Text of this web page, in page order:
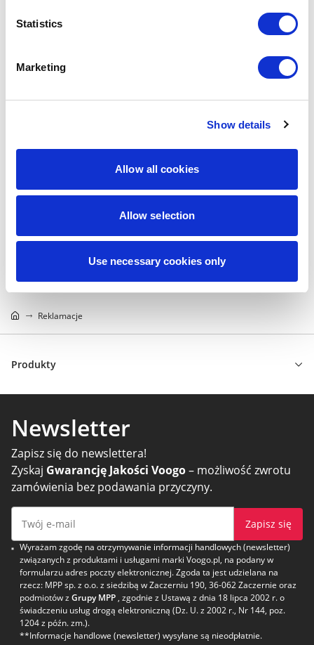
Statistics
Marketing
Show details
Allow all cookies
Allow selection
Use necessary cookies only
Reklamacje
Produkty
Newsletter
Zapisz się do newslettera!
Zyskaj Gwarancję Jakości Voogo– możliwość zwrotu
zamówienia bez podawania przyczyny.
Zapisz się
Wyrażam zgodę na otrzymywanie informacji handlowych (newsletter)
związanych z produktami i usługami marki Voogo.pl, na podany w
formularzu adres poczty elektronicznej. Zgoda ta jest udzielana na
rzecz: MPP sp. z o.o. z siedzibą w Zaczerniu 190, 36-062 Zaczernie oraz
podmiotów z Grupy MPP , zgodnie z Ustawą z dnia 18 lipca 2002 r. o
świadczeniu usług drogą elektroniczną (Dz. U. z 2002 r., Nr 144, poz.
1204 z późn. zm.).
**Informacje handlowe (newsletter) wysyłane są nieodpłatnie.